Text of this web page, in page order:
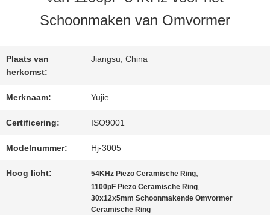
KWALITEITSCONTROLE
ONS
VERZOEK
OM EEN
CITAAT
Schoonmaken van Omvormer
Plaats van
herkomst:
Jiangsu, China
Merknaam: Yujie
Certificering: ISO9001
Modelnummer: Hj-3005
Hoog licht: 54KHz Piezo Ceramische Ring,
1100pF Piezo Ceramische Ring,
30x12x5mm Schoonmakende Omvormer
Ceramische Ring